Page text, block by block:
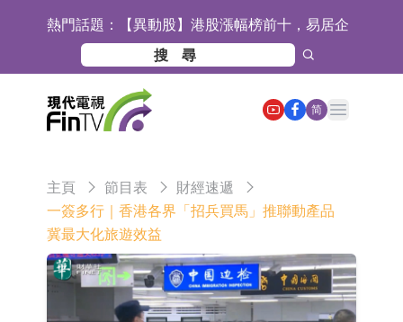
熱門話題： 【異動股】港股漲幅榜前十，易居企
業控股(02048.HK)漲+52.63%，天潤
雲(02167.HK)漲+50.75%
宜安科技：湖南逸昊已取得關於非晶
合金項目環境影響報告表的批覆
石藥創新(300765.SZ)子公司SYS6037
注射液獲美國藥物還床試驗批准
華蘭生物：子公司華蘭疫苗正在開展
TD550無人機具備行業先發產品優勢
千方科技：已形成車路云協同的L4級
商用車技術體系 並進入小規模商用示
範階段
京東物流與迅銷集團達成戰略合作 共
建全球物流供應鏈網絡
航天電器：子公司蘇州華旃的高速模
組及液冷互連產品處於小批量供貨階
日韓股市雙雙收漲
简
Open main menu
主頁 節目表
財經速遞
一簽多行｜香港各界「招兵買馬」推聯動產品
冀最大化旅遊效益